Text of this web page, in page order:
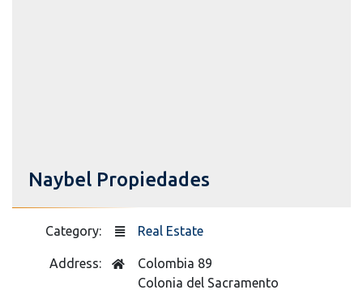
Naybel Propiedades
Category: Real Estate
Address:
Colombia 89
Colonia del Sacramento